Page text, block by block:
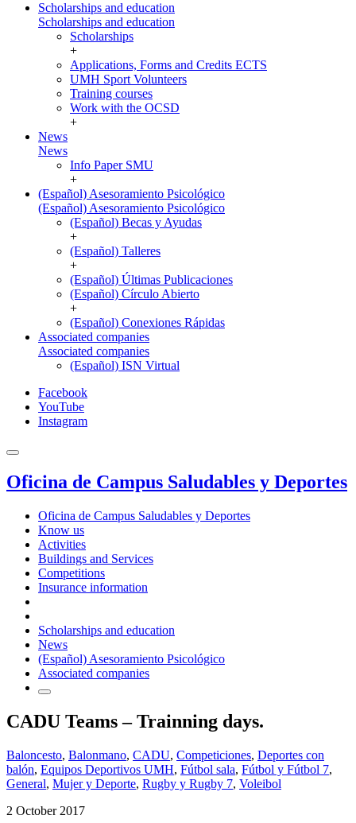
Scholarships and education
Scholarships and education
Scholarships
+
Applications, Forms and Credits ECTS
UMH Sport Volunteers
Training courses
Work with the OCSD
+
News
News
Info Paper SMU
+
(Español) Asesoramiento Psicológico
(Español) Asesoramiento Psicológico
(Español) Becas y Ayudas
+
(Español) Talleres
+
(Español) Últimas Publicaciones
(Español) Círculo Abierto
+
(Español) Conexiones Rápidas
Associated companies
Associated companies
(Español) ISN Virtual
Facebook
YouTube
Instagram
Oficina de Campus Saludables y Deportes
Oficina de Campus Saludables y Deportes
Know us
Activities
Buildings and Services
Competitions
Insurance information
Scholarships and education
News
(Español) Asesoramiento Psicológico
Associated companies
CADU Teams – Trainning days.
Baloncesto, Balonmano, CADU, Competiciones, Deportes con
balón, Equipos Deportivos UMH, Fútbol sala, Fútbol y Fútbol 7,
General, Mujer y Deporte, Rugby y Rugby 7, Voleibol
2 October 2017